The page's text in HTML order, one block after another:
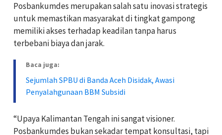
Posbankumdes merupakan salah satu inovasi strategis
untuk memastikan masyarakat di tingkat gampong
memiliki akses terhadap keadilan tanpa harus
terbebani biaya dan jarak.
Baca juga:
Sejumlah SPBU di Banda Aceh Disidak, Awasi
Penyalahgunaan BBM Subsidi
“Upaya Kalimantan Tengah ini sangat visioner.
Posbankumdes bukan sekadar tempat konsultasi, tapi